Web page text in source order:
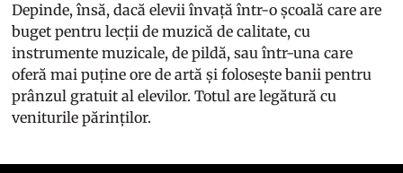
Depinde, însă, dacă elevii învață într-o școală care are
buget pentru lecții de muzică de calitate, cu
instrumente muzicale, de pildă, sau într-una care
oferă mai puține ore de artă și folosește banii pentru
prânzul gratuit al elevilor. Totul are legătură cu
veniturile părinților.